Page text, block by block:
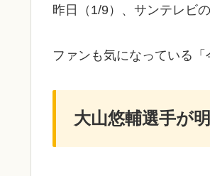
昨日（1/9）、サンテレビ
ファンも気になっている
大山悠輔選手が